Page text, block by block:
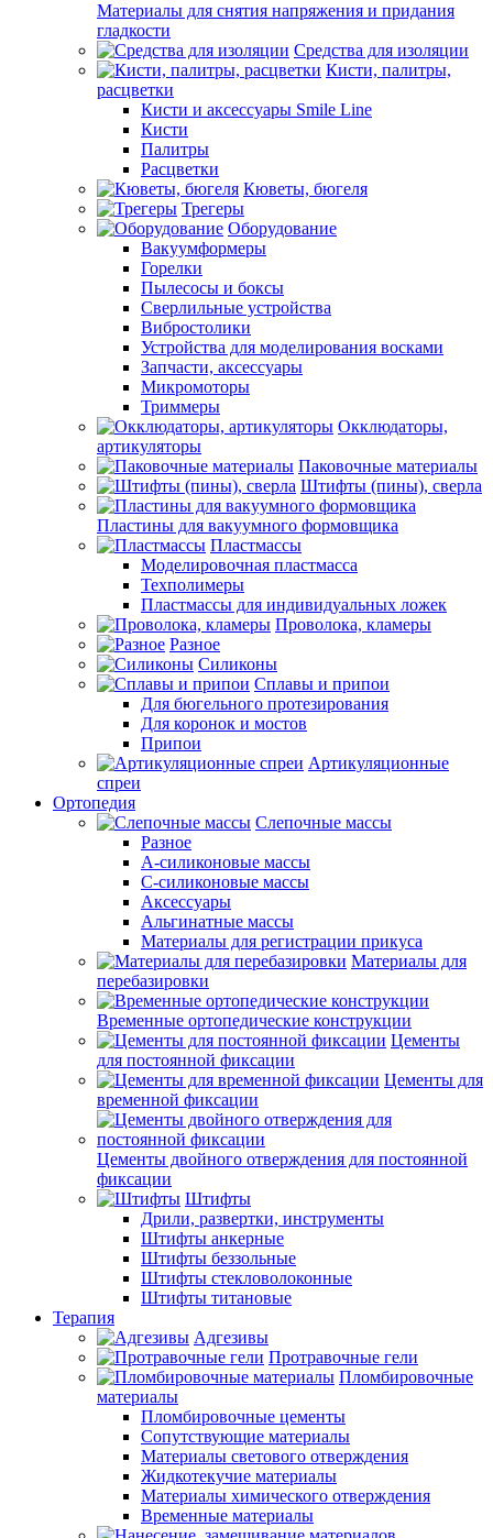
Материалы для снятия напряжения и придания
гладкости
Средства для изоляции
Кисти, палитры,
расцветки
Кисти и аксессуары Smile Line
Кисти
Палитры
Расцветки
Кюветы, бюгеля
Трегеры
Оборудование
Вакуумформеры
Горелки
Пылесосы и боксы
Сверлильные устройства
Вибростолики
Устройства для моделирования восками
Запчасти, аксессуары
Микромоторы
Триммеры
Окклюдаторы,
артикуляторы
Паковочные материалы
Штифты (пины), сверла
Пластины для вакуумного формовщика
Пластмассы
Моделировочная пластмасса
Техполимеры
Пластмассы для индивидуальных ложек
Проволока, кламеры
Разное
Силиконы
Сплавы и припои
Для бюгельного протезирования
Для коронок и мостов
Припои
Артикуляционные
спреи
Ортопедия
Слепочные массы
Разное
А-силиконовые массы
С-силиконовые массы
Аксессуары
Альгинатные массы
Материалы для регистрации прикуса
Материалы для
перебазировки
Временные ортопедические конструкции
Цементы
для постоянной фиксации
Цементы для
временной фиксации
Цементы двойного отверждения для постоянной
фиксации
Штифты
Дрили, развертки, инструменты
Штифты анкерные
Штифты беззольные
Штифты стекловолоконные
Штифты титановые
Терапия
Адгезивы
Протравочные гели
Пломбировочные
материалы
Пломбировочные цементы
Сопутствующие материалы
Материалы светового отверждения
Жидкотекучие материалы
Материалы химического отверждения
Временные материалы